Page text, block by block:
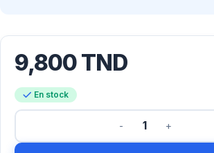
9,800TND
En stock